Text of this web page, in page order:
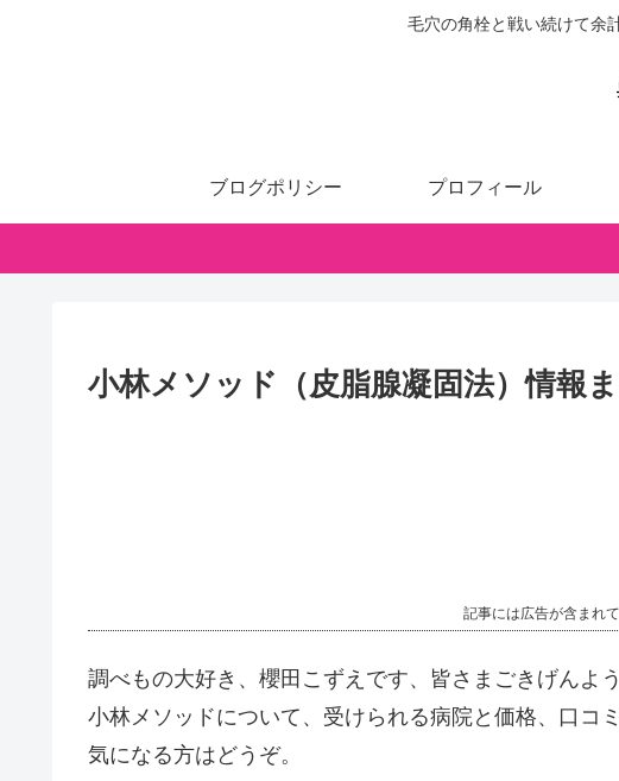
毛穴の角栓と戦い続けて余
ブログポリシー プロフィール
小林メソッド（皮脂腺凝固法）情報
記事には広告が含まれ
調べもの大好き、櫻田こずえです、皆さまごきげんよう
小林メソッドについて、受けられる病院と価格、口コ
気になる方はどうぞ。